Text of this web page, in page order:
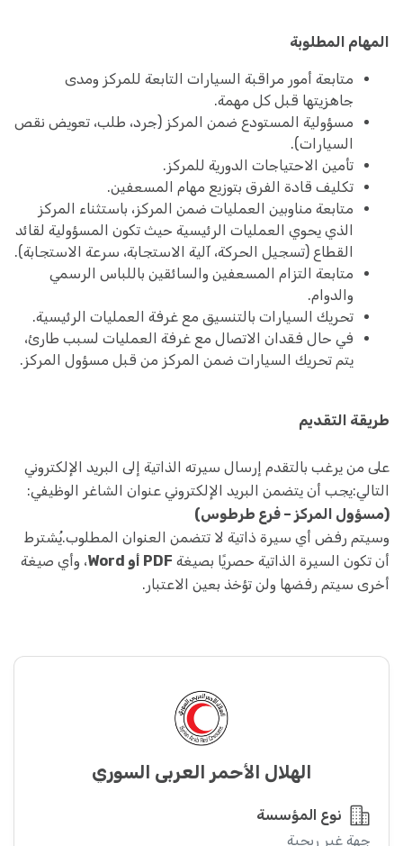
المهام المطلوبة
متابعة أمور مراقبة السيارات التابعة للمركز ومدى
جاهزيتها قبل كل مهمة.
مسؤولية المستودع ضمن المركز (جرد، طلب، تعويض نقص
السيارات).
تأمين الاحتياجات الدورية للمركز.
تكليف قادة الفرق بتوزيع مهام المسعفين.
متابعة مناوبين العمليات ضمن المركز، باستثناء المركز
الذي يحوي العمليات الرئيسية حيث تكون المسؤولية لقائد
القطاع (تسجيل الحركة، آلية الاستجابة، سرعة الاستجابة).
متابعة التزام المسعفين والسائقين باللباس الرسمي
والدوام.
تحريك السيارات بالتنسيق مع غرفة العمليات الرئيسية.
في حال فقدان الاتصال مع غرفة العمليات لسبب طارئ،
يتم تحريك السيارات ضمن المركز من قبل مسؤول المركز.
طريقة التقديم
على من يرغب بالتقدم إرسال سيرته الذاتية إلى البريد الإلكتروني
التالي:يجب أن يتضمن البريد الإلكتروني عنوان الشاغر الوظيفي:
(مسؤول المركز – فرع طرطوس)
وسيتم رفض أي سيرة ذاتية لا تتضمن العنوان المطلوب.يُشترط
أن تكون السيرة الذاتية حصريًا بصيغة PDF أو Word
، وأي صيغة
أخرى سيتم رفضها ولن تؤخذ بعين الاعتبار.
الهلال الأحمر العربي السوري
نوع المؤسسة
جهة غير ربحية